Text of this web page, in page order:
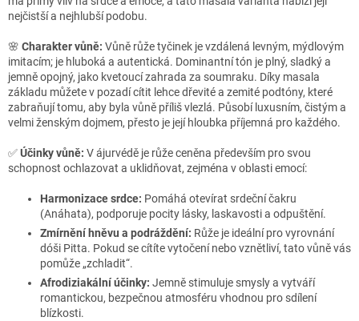
nejčistší a nejhlubší podobu.
🌸 Charakter vůně: Vůně růže tyčinek je vzdálená levným, mýdlovým
imitacím; je hluboká a autentická. Dominantní tón je plný, sladký a
jemně opojný, jako kvetoucí zahrada za soumraku. Díky masala
základu můžete v pozadí cítit lehce dřevité a zemité podtóny, které
zabraňují tomu, aby byla vůně příliš vlezlá. Působí luxusním, čistým a
velmi ženským dojmem, přesto je její hloubka příjemná pro každého.
✅Účinky vůně: V ájurvédě je růže ceněna především pro svou
schopnost ochlazovat a uklidňovat, zejména v oblasti emocí:
Harmonizace srdce: Pomáhá otevírat srdeční čakru
(Anáhata), podporuje pocity lásky, laskavosti a odpuštění.
Zmírnění hněvu a podráždění: Růže je ideální pro vyrovnání
dóši Pitta. Pokud se cítíte vytočení nebo vznětliví, tato vůně vás
pomůže „zchladit“.
Afrodiziakální účinky: Jemně stimuluje smysly a vytváří
romantickou, bezpečnou atmosféru vhodnou pro sdílení
blízkosti.